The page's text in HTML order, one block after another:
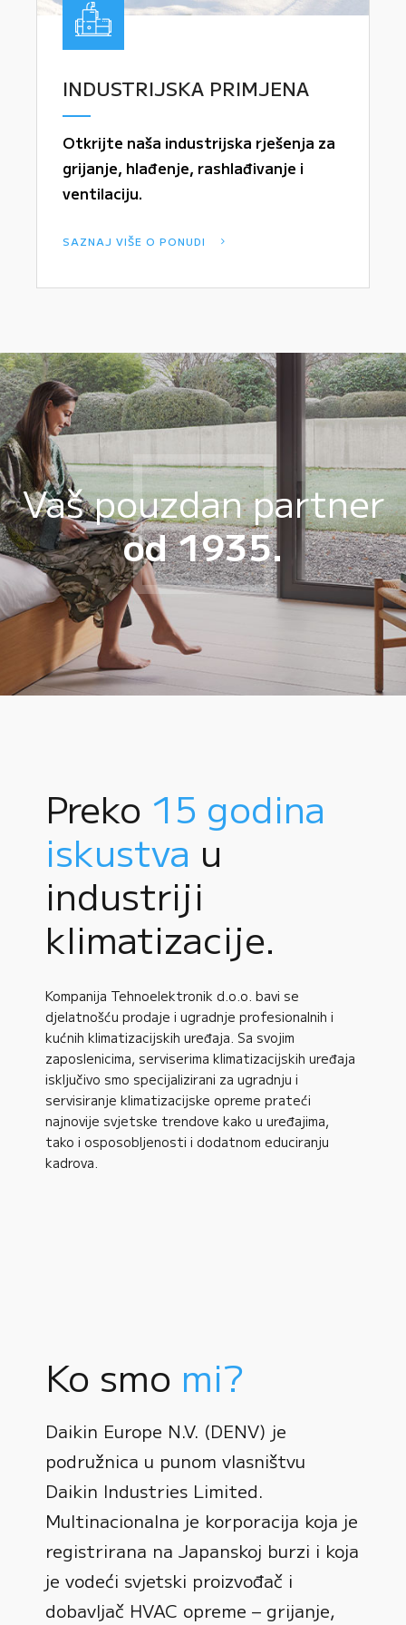
INDUSTRIJSKA PRIMJENA
Otkrijte naša industrijska rješenja za
grijanje, hlađenje, rashlađivanje i
ventilaciju.
SAZNAJ VIŠE O PONUDI
Vaš pouzdan partner
od 1935.
Preko 15 godina
iskustva u
industriji
klimatizacije.
Kompanija Tehnoelektronik d.o.o. bavi se
djelatnošću prodaje i ugradnje profesionalnih i
kućnih klimatizacijskih uređaja. Sa svojim
zaposlenicima, serviserima klimatizacijskih uređaja
isključivo smo specijalizirani za ugradnju i
servisiranje klimatizacijske opreme prateći
najnovije svjetske trendove kako u uređajima,
tako i osposobljenosti i dodatnom educiranju
kadrova.
Ko smo mi?
Daikin Europe N.V. (DENV) je
podružnica u punom vlasništvu
Daikin Industries Limited.
Multinacionalna je korporacija koja je
registrirana na Japanskoj burzi i koja
je vodeći svjetski proizvođač i
dobavljač HVAC opreme – grijanje,
0